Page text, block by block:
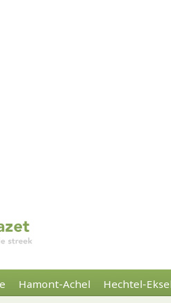
Hamont-Achel Hechtel-